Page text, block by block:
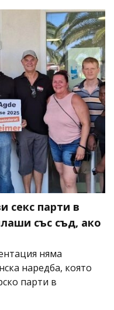
секс парти в
със съд, ако
няма
наредба, която
парти в